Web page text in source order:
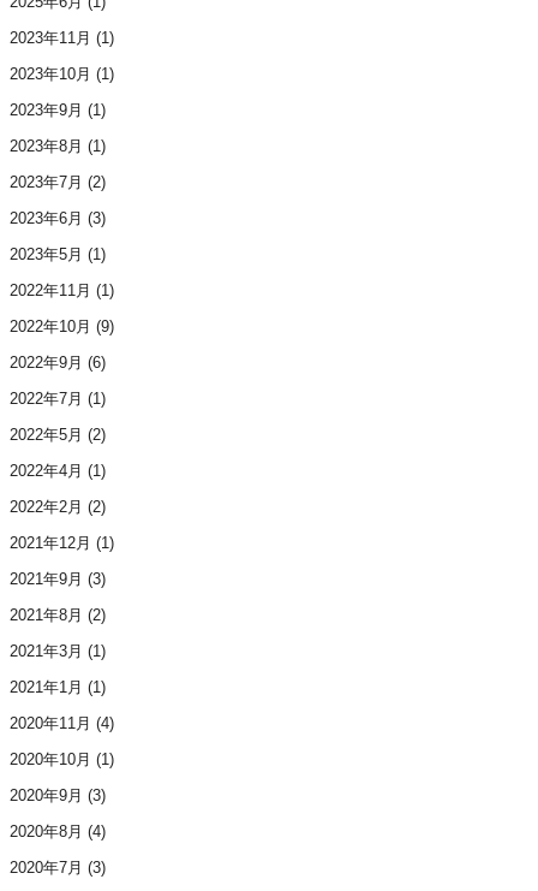
2023年11月 (1)
2023年10月 (1)
2023年9月 (1)
2023年8月 (1)
2023年7月 (2)
2023年6月 (3)
2023年5月 (1)
2022年11月 (1)
2022年10月 (9)
2022年9月 (6)
2022年7月 (1)
2022年5月 (2)
2022年4月 (1)
2022年2月 (2)
2021年12月 (1)
2021年9月 (3)
2021年8月 (2)
2021年3月 (1)
2021年1月 (1)
2020年11月 (4)
2020年10月 (1)
2020年9月 (3)
2020年8月 (4)
2020年7月 (3)